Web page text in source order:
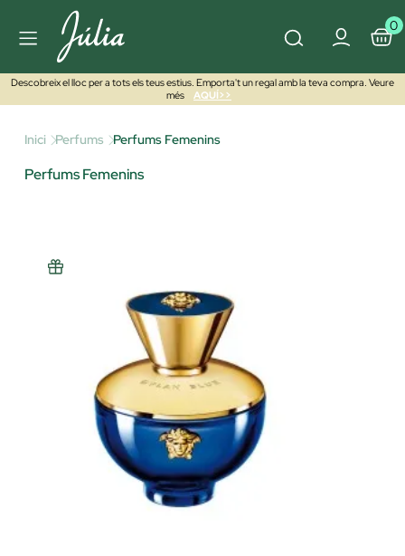
0
Descobreix el lloc per a tots els teus estius. Emporta't un regal amb la teva compra. Veure
més
AQUÍ>>
Inici Perfums Perfums Femenins
Perfums Femenins